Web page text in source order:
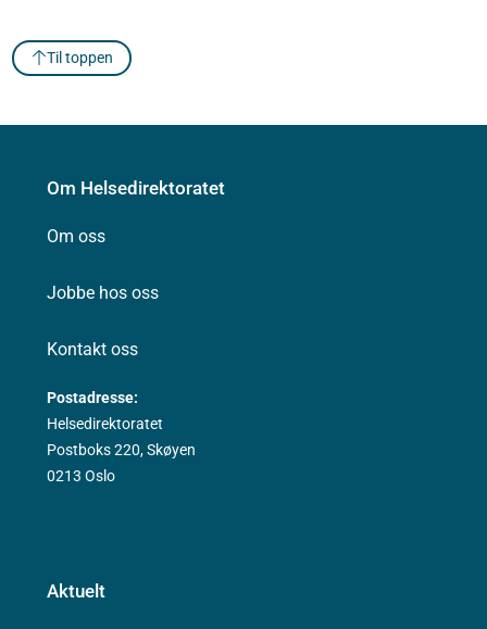
Til toppen
Om Helsedirektoratet
Om oss
Jobbe hos oss
Kontakt oss
Postadresse:
Helsedirektoratet
Postboks 220, Skøyen
0213 Oslo
Aktuelt